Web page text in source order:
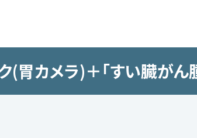
(胃カメラ)＋「すい臓がん